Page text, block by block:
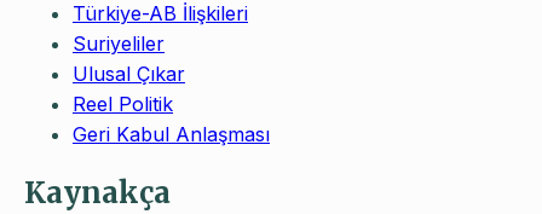
Türkiye-AB İlişkileri
Suriyeliler
Ulusal Çıkar
Reel Politik
Geri Kabul Anlaşması
Kaynakça